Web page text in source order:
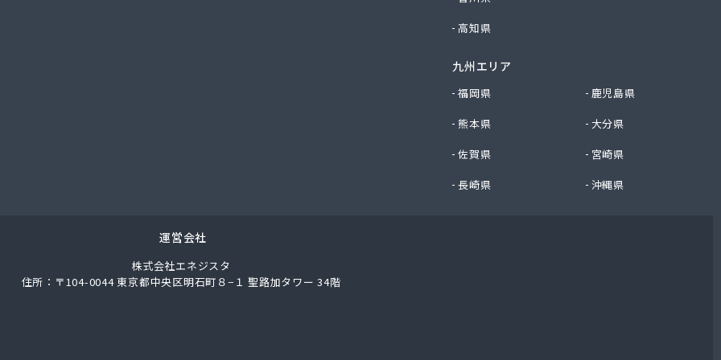
ネクスホームライフ中部株式会社 名古屋支店
高知県
九州エリア
福岡県
鹿児島県
熊本県
大分県
佐賀県
宮崎県
長崎県
沖縄県
運営会社
株式会社エネジスタ
住所：〒104-0044 東京都中央区明石町８−１ 聖路加タワー 34階